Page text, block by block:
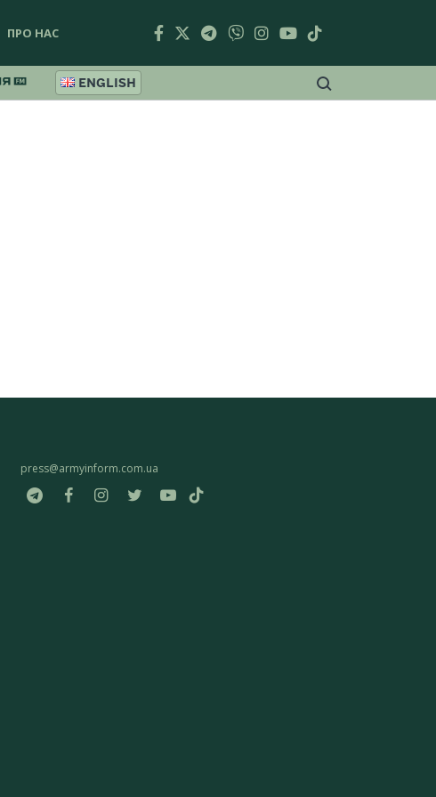
ПРО НАС
ENGLISH
press@armyinform.com.ua